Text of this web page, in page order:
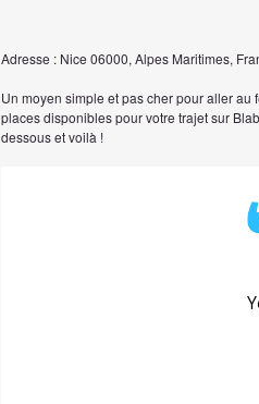
Adresse : Nice 06000, Alpes Maritimes,
Un moyen simple et pas cher pour aller
places disponibles pour votre trajet sur
dessous et voilà !